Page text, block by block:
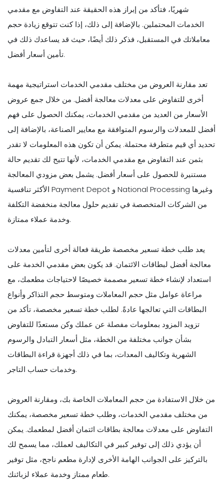
شهريًا، فتأكد من إبراز هذه الحقيقة عند التفاوض مع مقدمي
الخدمات المحتملين. بالإضافة إلى ذلك، إذا كنت تتوقع زيادة حجم
معاملاتك في المستقبل، فذكر ذلك أيضًا، حيث قد يساعدك ذلك في
تأمين أسعار أفضل.
تعد مقارنة العروض من مختلف مقدمي الخدمات استراتيجية مهمة
أخرى للتفاوض على معدلات معالجة أفضل. من خلال جمع عروض
الأسعار من العديد من مقدمي الخدمات، يمكنك الحصول على فهم
أفضل للمعدلات والرسوم المتوافقة مع معايير الصناعة، بالإضافة إلى
تحديد أي قيم متطرفة محتملة. يمكن أن تكون هذه المعلومات لا تقدر
بثمن عند التفاوض مع مقدمي الخدمات، لأنها تتيح لك تقديم حالة
مستنيرة للحصول على أسعار أفضل. يشمل بعض مزودي المعالجة
الأكثر تنافسية Payment Depot و National Processing وغيرها
من الشركات المتخصصة في تقديم حلول معالجة منخفضة التكلفة
وخدمة عملاء ممتازة.
يعد طلب خطة تسعير مخصصة طريقة فعالة أخرى لتأمين معدلات
معالجة أفضل لبطاقات الائتمان. قد يكون بعض مقدمي الخدمة على
استعداد لإنشاء خطة تسعير مصممة خصيصًا لاحتياجات مطعمك، مع
مراعاة عوامل مثل حجم المعاملات ومتوسط حجم التذاكر وأنواع
البطاقات التي تعالجها عادةً. لطلب خطة تسعير مخصصة، تأكد من
تزويد المزود بمعلومات مفصلة عن عملك وكن مستعدًا للتفاوض
بشأن جوانب مختلفة من الخطة، مثل أسعار التبادل والرسوم
الشهرية وتكاليف المعدات، بما في ذلك أجهزة قراءة البطاقات
وخدمات حساب التاجر.
من خلال الاستفادة من حجم المعاملات الخاصة بك، ومقارنة العروض
من مختلف مقدمي الخدمات، وطلب خطة تسعير مخصصة، يمكنك
التفاوض على معدلات معالجة بطاقات ائتمان أفضل لمطعمك. يمكن
أن يؤدي ذلك إلى توفير كبير في التكاليف لعملك، مما يسمح لك
بالتركيز على الجوانب الهامة الأخرى لإدارة مطعم ناجح، مثل توفير
طعام ممتاز وخدمة عملاء لزبائنك.